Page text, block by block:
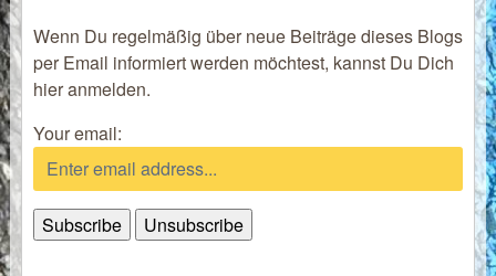
Wenn Du regelmäßig über neue Beiträge dieses Blogs
per Email informiert werden möchtest, kannst Du Dich
hier anmelden.
Your email: